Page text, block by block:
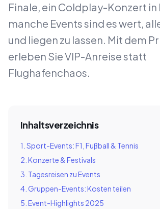
Finale, ein Coldplay-Konzert in
manche Events sind es wert,
und liegen zu lassen. Mit dem
erleben Sie VIP-Anreise statt
Flughafenchaos.
Inhaltsverzeichnis
1. Sport-Events: F1, Fußball & Tennis
2. Konzerte & Festivals
3. Tagesreisen zu Events
4. Gruppen-Events: Kosten teilen
5. Event-Highlights 2025